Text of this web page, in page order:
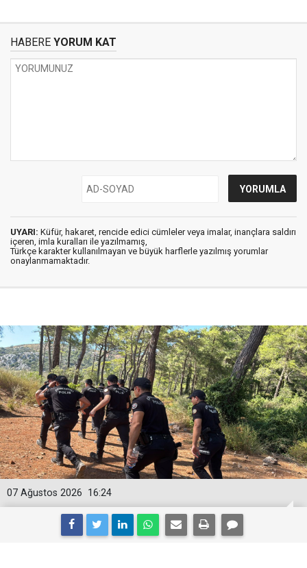
HABERE YORUM KAT
UYARI: Küfür, hakaret, rencide edici cümleler veya imalar, inançlara saldırı
içeren, imla kuralları ile yazılmamış,
Türkçe karakter kullanılmayan ve büyük harflerle yazılmış yorumlar
onaylanmamaktadır.
16:24
07 Ağustos 2026